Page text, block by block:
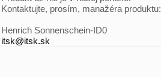
Kontaktujte, prosím, manažéra produktu:
Henrich Sonnenschein-ID0
itsk@itsk.sk